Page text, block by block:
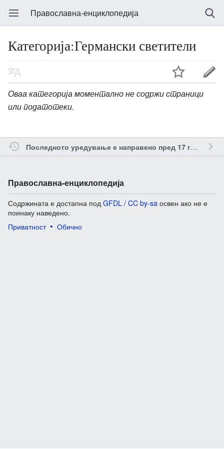
Православна-енциклопедија
Категорија:Германски светители
Оваа категорија моментално не содржи страници
или податотеки.
Последното уредување е направено пред 17 години од
Православна-енциклопедија
Содржината е достапна под GFDL / CC by-sa освен ако не е
поинаку наведено.
Приватност
Обично